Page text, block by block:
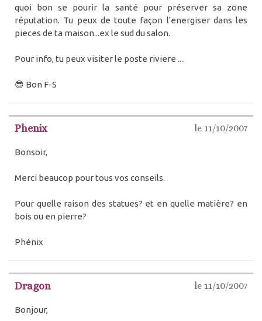
quoi bon se pourir la santé pour préserver sa zone
réputation. Tu peux de toute façon l'energiser dans les
pieces de ta maison...ex le sud du salon.
Pour info, tu peux visiter le poste riviere ....
😎 Bon F-S
Phenix le 11/10/2007
Bonsoir,
Merci beaucop pour tous vos conseils.
Pour quelle raison des statues? et en quelle matière? en
bois ou en pierre?
Phénix
Dragon le 11/10/2007
Bonjour,